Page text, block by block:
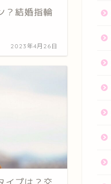
？結婚指輪
2023年4月26日